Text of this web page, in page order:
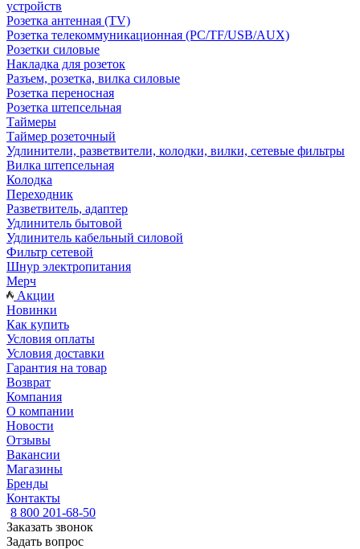
устройств
Розетка антенная (TV)
Розетка телекоммуникационная (PC/TF/USB/AUX)
Розетки силовые
Накладка для розеток
Разъем, розетка, вилка силовые
Розетка переносная
Розетка штепсельная
Таймеры
Таймер розеточный
Удлинители, разветвители, колодки, вилки, сетевые фильтры
Вилка штепсельная
Колодка
Переходник
Разветвитель, адаптер
Удлинитель бытовой
Удлинитель кабельный силовой
Фильтр сетевой
Шнур электропитания
Мерч
Акции
Новинки
Как купить
Условия оплаты
Условия доставки
Гарантия на товар
Возврат
Компания
О компании
Новости
Отзывы
Вакансии
Магазины
Бренды
Контакты
8 800 201-68-50
Заказать звонок
Задать вопрос